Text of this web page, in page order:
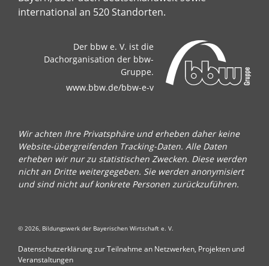
international an 520 Standorten.
Der bbw e. V. ist die
Dachorganisation der bbw-
Gruppe.
www.bbw.de/bbw-e-v
Wir achten Ihre Privatsphäre und erheben daher keine
Website-übergreifenden Tracking-Daten. Alle Daten
erheben wir nur zu statistischen Zwecken. Diese werden
nicht an Dritte weitergegeben. Sie werden anonymisiert
und sind nicht auf konkrete Personen zurückzuführen.
© 2026, Bildungswerk der Bayerischen Wirtschaft e. V.
Datenschutzerklärung zur Teilnahme an Netzwerken, Projekten und
Veranstaltungen